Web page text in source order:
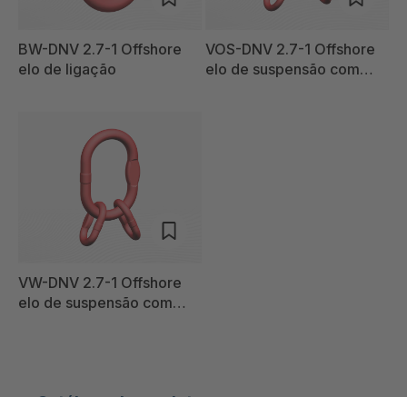
BW-DNV 2.7-1 Offshore
elo de ligação
VOS-DNV 2.7-1 Offshore
elo de suspensão com
VW-DNV 2.7-1 Offshore
elo de suspensão com